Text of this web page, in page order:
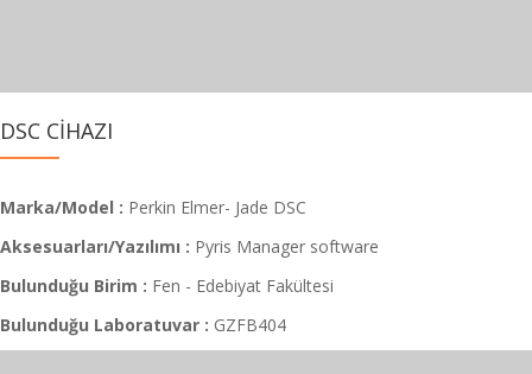
DSC CİHAZI
Marka/Model : Perkin Elmer- Jade DSC
Aksesuarları/Yazılımı : Pyris Manager software
Bulunduğu Birim : Fen - Edebiyat Fakültesi
Bulunduğu Laboratuvar : GZFB404